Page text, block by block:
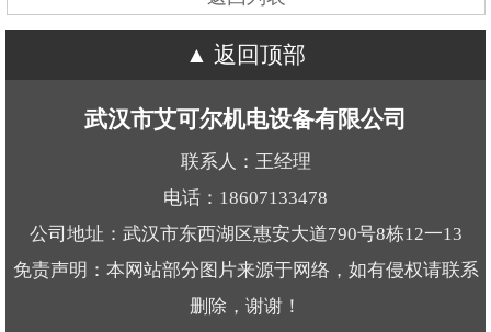
返回顶部
武汉市艾可尔机电设备有限公司
联系人：王经理
电话：18607133478
公司地址：武汉市东西湖区惠安大道790号8栋12一13
免责声明：本网站部分图片来源于网络，如有侵权请联系
删除，谢谢！